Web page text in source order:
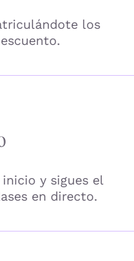
los
y sigues el
en directo.